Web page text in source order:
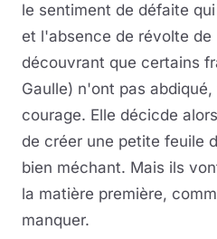
le sentiment de défaite
et l'absence de révolte de
découvrant que certains
Gaulle) n'ont pas
courage. Elle décicde
de créer une petite feuile
bien méchant. Mais ils
la matière première,
manquer.